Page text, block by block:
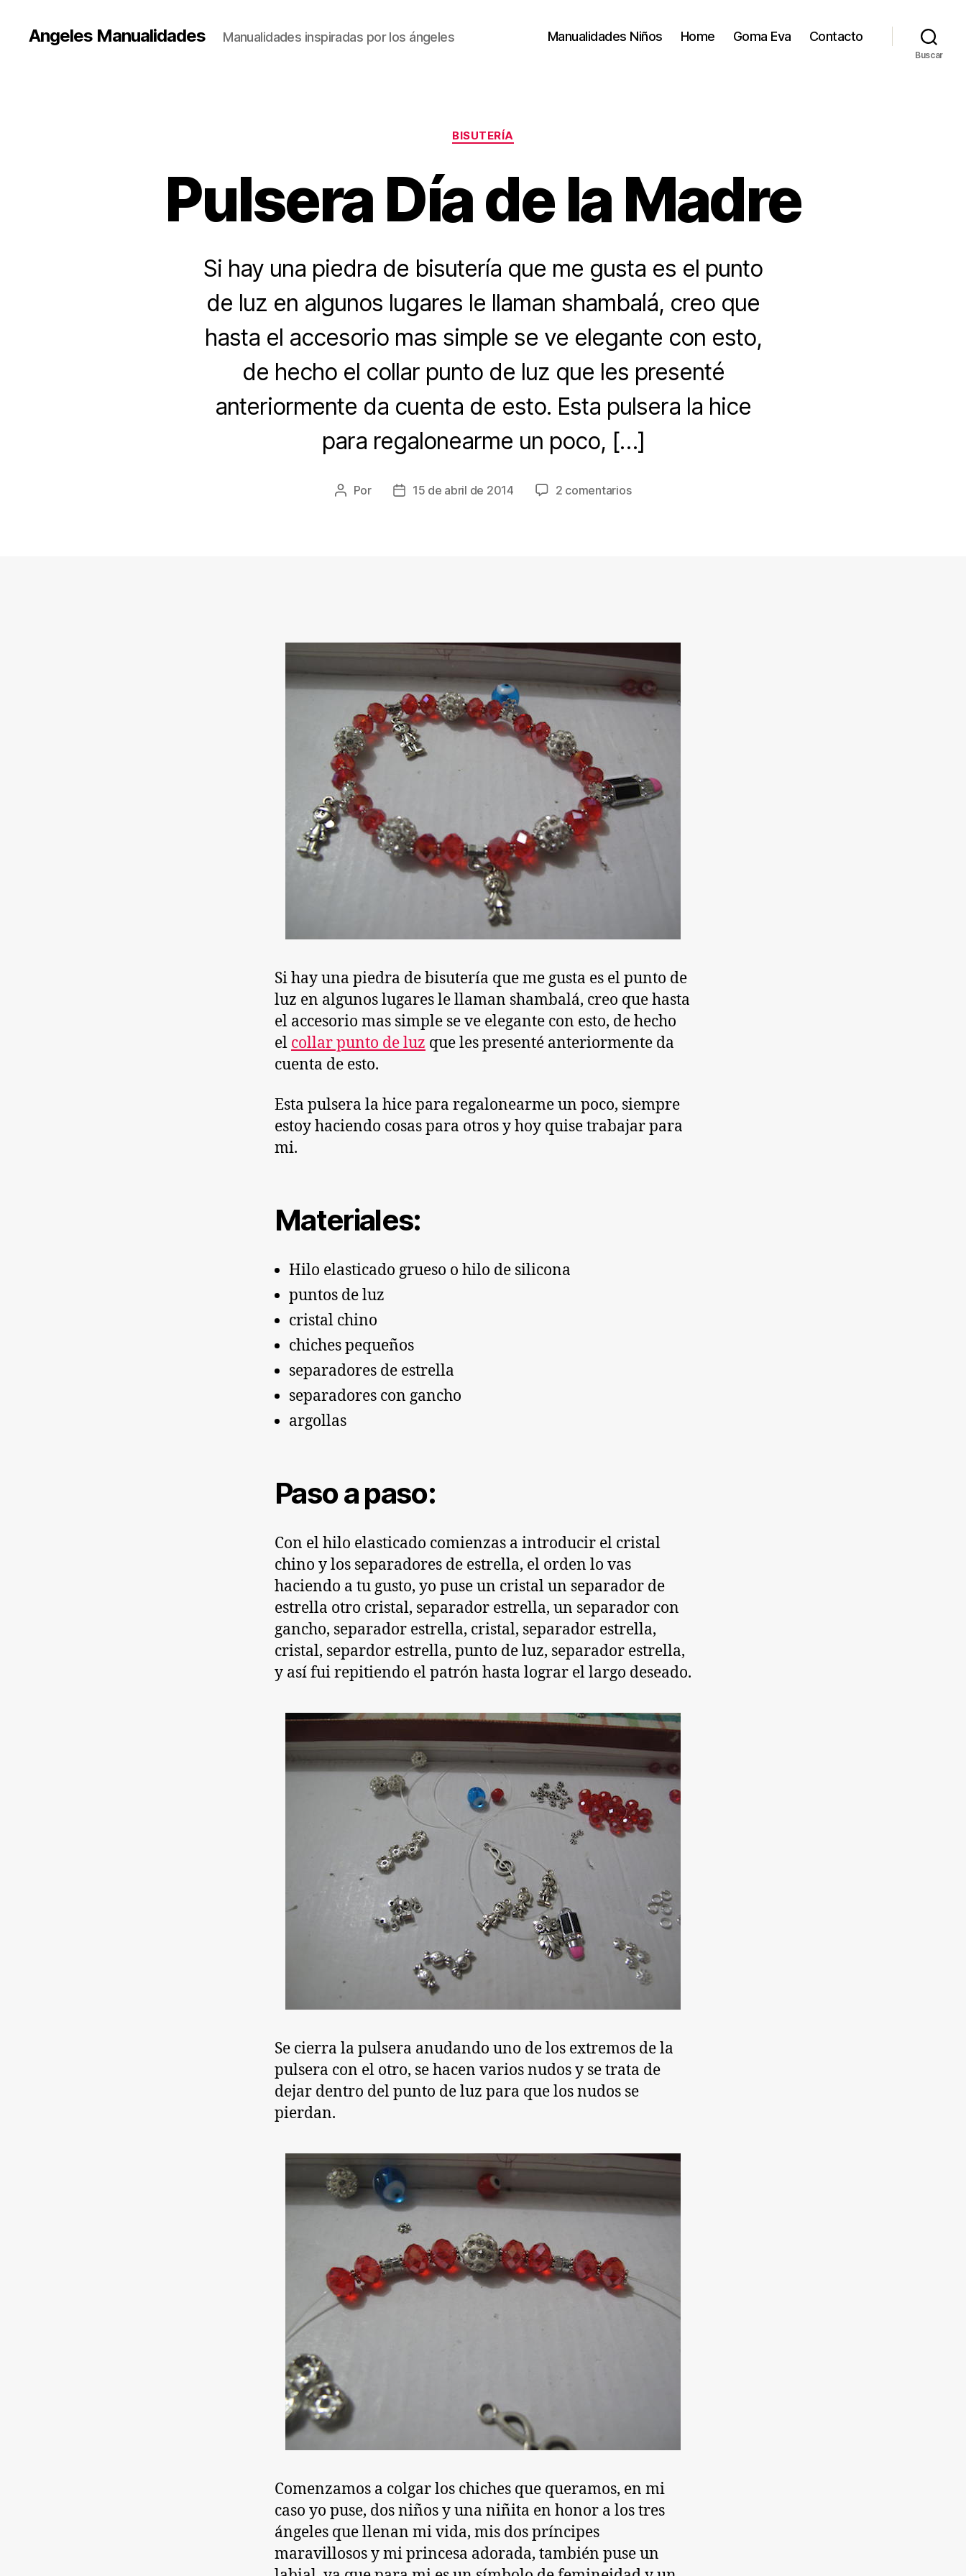
Angeles Manualidades Manualidades inspiradas por los ángeles Manualidades Niños Home Goma Eva Contacto
Buscar
Categorías
BISUTERÍA
Pulsera Día de la Madre
Si hay una piedra de bisutería que me gusta es el punto
de luz en algunos lugares le llaman shambalá, creo que
hasta el accesorio mas simple se ve elegante con esto,
de hecho el collar punto de luz que les presenté
anteriormente da cuenta de esto. Esta pulsera la hice
para regalonearme un poco, […]
Autor
Por
Fecha15 de abril de 2014 2 comentariosen
Si hay una piedra de bisutería que me gusta es el punto de
luz en algunos lugares le llaman shambalá, creo que hasta
el accesorio mas simple se ve elegante con esto, de hecho
el collar punto de luz que les presenté anteriormente da
cuenta de esto.
Esta pulsera la hice para regalonearme un poco, siempre
estoy haciendo cosas para otros y hoy quise trabajar para
mi.
Materiales:
Hilo elasticado grueso o hilo de silicona
puntos de luz
cristal chino
chiches pequeños
separadores de estrella
separadores con gancho
argollas
Paso a paso:
Con el hilo elasticado comienzas a introducir el cristal
chino y los separadores de estrella, el orden lo vas
haciendo a tu gusto, yo puse un cristal un separador de
estrella otro cristal, separador estrella, un separador con
gancho, separador estrella, cristal, separador estrella,
cristal, separdor estrella, punto de luz, separador estrella,
y así fui repitiendo el patrón hasta lograr el largo deseado.
Se cierra la pulsera anudando uno de los extremos de la
pulsera con el otro, se hacen varios nudos y se trata de
dejar dentro del punto de luz para que los nudos se
pierdan.
Comenzamos a colgar los chiches que queramos, en mi
caso yo puse, dos niños y una niñita en honor a los tres
ángeles que llenan mi vida, mis dos príncipes
maravillosos y mi princesa adorada, también puse un